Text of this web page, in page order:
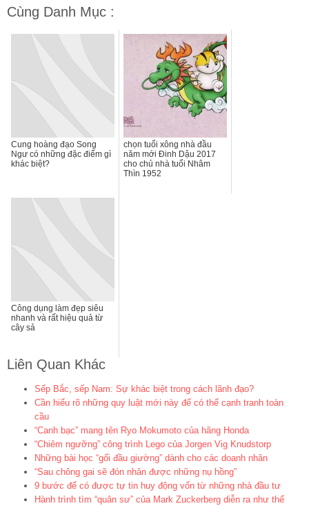
Cùng Danh Mục :
Cung hoàng đạo Song
Ngư có những đặc điểm gì
khác biệt?
chọn tuổi xông nhà đầu
năm mới Đinh Dậu 2017
cho chủ nhà tuổi Nhâm
Thìn 1952
Công dụng làm đẹp siêu
nhanh và rất hiệu quả từ
cây sả
Liên Quan Khác
Sếp Bắc, sếp Nam: Sự khác biệt trong cách lãnh đạo?
Cần hiểu rõ những quy luật mới này để có thể cạnh tranh toàn
cầu
“Canh bạc” mang tên Ryo Mokumoto của hãng Honda
“Chiêm ngưỡng” công trình Lego của Jorgen Vig Knudstorp
Những bài học “gối đầu giường” dành cho các doanh nhân
“Sau chông gai sẽ đón nhân được những nụ hồng”
9 bước để có được tự tin huy động vốn từ những nhà đầu tư
Hành trình tìm “quân sư” của Mark Zuckerberg diễn ra như thế